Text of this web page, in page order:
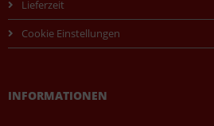
Lieferzeit
Cookie Einstellungen
INFORMATIONEN